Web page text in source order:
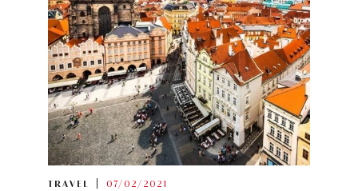
TRAVEL 07/02/2021